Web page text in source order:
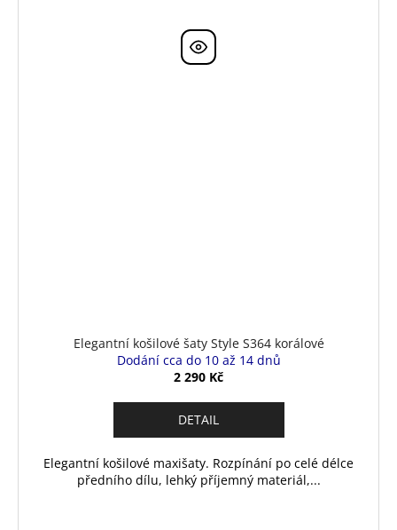
Elegantní košilové šaty Style S364 korálové
Dodání cca do 10 až 14 dnů
2 290 Kč
DETAIL
Elegantní košilové maxišaty. Rozpínání po celé délce
předního dílu, lehký příjemný materiál,...